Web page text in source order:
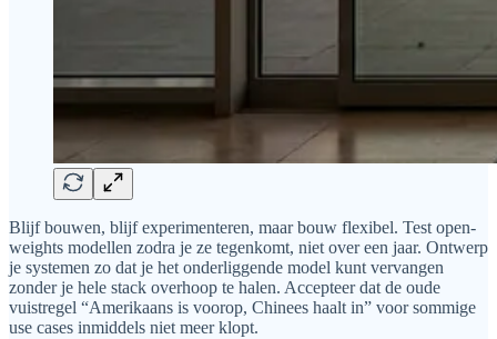
Blijf bouwen, blijf experimenteren, maar bouw flexibel. Test open-
weights modellen zodra je ze tegenkomt, niet over een jaar. Ontwerp
je systemen zo dat je het onderliggende model kunt vervangen
zonder je hele stack overhoop te halen. Accepteer dat de oude
vuistregel “Amerikaans is voorop, Chinees haalt in” voor sommige
use cases inmiddels niet meer klopt.